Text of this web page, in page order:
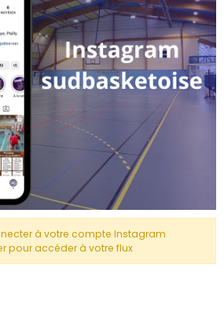
à votre compte Instagram
pour accéder à votre flux